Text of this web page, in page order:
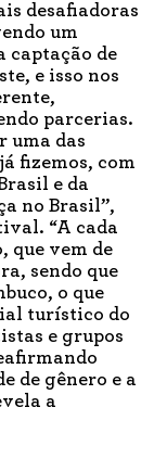
desafiadoras
um
captação de
e isso nos
parcerias.
uma das
fizemos, com
e da
no Brasil”,
“A cada
que vem de
sendo que
o que
turístico do
e grupos
de gênero e a
a